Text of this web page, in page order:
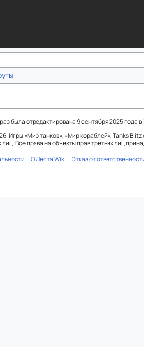
была отредактирована 9 сентября 2025 года в
Игры «Мир танков», «Мир кораблей», Tanks
лиц. Все права на объекты прав третьих лиц
О Леста Wiki Отказ от